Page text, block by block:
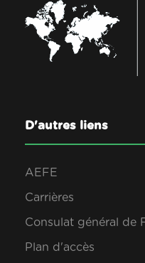
D'autres liens
AEFE
Carrières
Consulat général de
Plan d'accès